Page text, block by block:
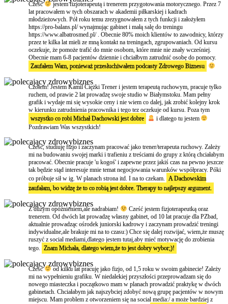
Cześć
jestem fizjoterapeutą i trenerem przygotowania motorycznego. Przez 7
lat pracowałem w tych obszarach w akademii piłkarskiej i kadrach
młodzieżowych. Pół roku temu zrezygnowałem z tych funkcji i założyłem
https://pro-balans.pl/ wynajmując gabinet i małą salę do treningu
https://www.albatrosmed.pl/ . Obecnie 80% moich klientów to zawodnicy, którzy
przez te kilka lat mieli ze mną kontakt na treningach, zgrupowaniach. Od kursu
oczekuje, że pomoże trafić do mnie osobom, które mnie nie znały wcześniej.
Obecnie mam 6-8 pacjentów dziennie i chciałbym zatrudnić osobę do pomocy.
Zaufałem Wam, ponieważ przesłuchiwałem podcasty Zdrowego Biznesu
Czołem! Jestem Kamil Ciężki Trener i jestem terapeutą ruchowym, pracuje tylko
ruchem, od prawie 2 lat prowadzę swoje studio w Białymstoku. Mam pełny
grafik i wydaje mi się wysokie ceny i nie wiem co dalej, jak zrobić kolejny krok
w kierunku zatrudnienia pracownika i tego tez oczekuje od kursu. Poza tym
wszystko co robi Michał Dachowski jest dobre
i dlatego tu jestem
Pozdrawiam Was wszystkich!
Cześć, studiuję fizjo i zaczynam pracować jako trener/terapeuta ruchowy. Zależy
mi na budowaniu swojej marki i trafieniu z treściami do grupy z którą chciałabym
pracować. Obecnie pracuje 'u kogoś' i zapewne przez jakiś czas na pewno jeszcze
tak będzie stąd interesuje mnie temat negocjowania warunków współpracy. Póki
co próbuje sił w ig. W planach strona itd. I na to czekam. A Dachowskim
zaufałam, bo widzę że to co robią jest dobre. Therapy to najlepszy argument.
Z dużym opóźnieniem,ale nadrabiam!
Cześć jestem fizjoterapeutką oraz
trenerem. Od dwóch lat prowadzę własny gabinet, od 10 lat pracuje dla PZbad,
aktualnie prowadząc ośrodek juniorski kadrowy i zaczynam prowadzić treningi
indywidualne,ale brakuje mi na to czasu:) Chce się dalej rozwijać, wiem,że muszę
ruszyć z social mediami,dlatego jestem tutaj,aby mieć motywację do zrobienia
tego. Znam Michała, dlatego wiem,że to jest dobry wybor;)!
Cześć
od kilku lat pracuję jako fizjo, od 1,5 roku w swoim gabinecie! Zależy
mi na wypełnieniu grafiku. W niedalekiej przyszłości przeprowadzam się do
nowego miasteczka i początkowo mam w planach prowadzić praktykę w dwóch
gabinetach. Chciałabym jak najszybciej zdobyć nową grupę pacjentów w nowym
miejscu. Mam problem z otworzeniem się na social media:/ a może bardziej z